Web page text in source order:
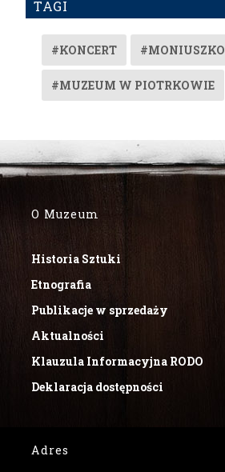
TAGI
#KONCERT #MONIUSZKO
#MUZEUM W PIOTRKOWIE
O Muzeum
Historia Sztuki
Etnografia
Publikacje w sprzedaży
Aktualności
Klauzula Informacyjna RODO
Deklaracja dostępności
Adres